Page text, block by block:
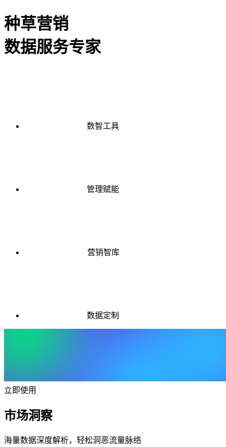
种草营销
数据服务专家
数智工具
管理赋能
营销智库
数据定制
立即使用
市场洞察
海量数据深度解析，轻松洞恶流量脉络